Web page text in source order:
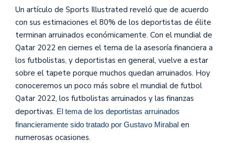
Un artículo de Sports Illustrated reveló que de acuerdo
con sus estimaciones el 80% de los deportistas de élite
terminan arruinados económicamente. Con el mundial de
Qatar 2022 en ciernes el tema de la asesoría financiera a
los futbolistas, y deportistas en general, vuelve a estar
sobre el tapete porque muchos quedan arruinados. Hoy
conoceremos un poco más sobre el mundial de futbol
Qatar 2022, los futbolistas arruinados y las finanzas
deportivas. El tema de los deportistas arruinados
financieramente sido tratado por Gustavo Mirabal en
numerosas ocasiones.